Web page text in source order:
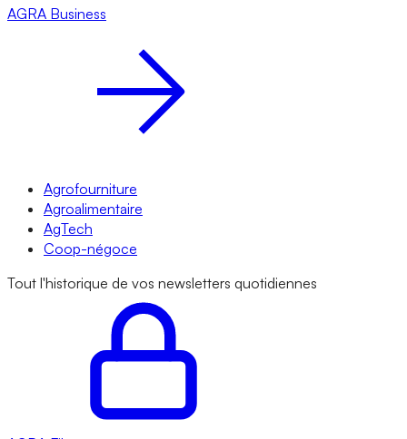
AGRA Business
Agrofourniture
Agroalimentaire
AgTech
Coop-négoce
Tout l'historique de vos newsletters quotidiennes